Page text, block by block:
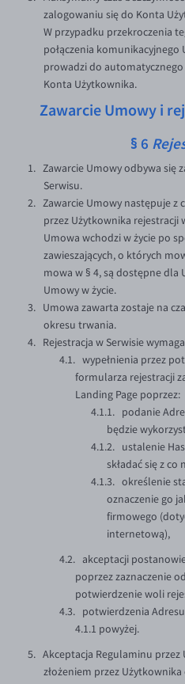
zalogowaniu się do Konta
W przypadku przekroczenia
połączenia komunikacyjnego
prowadzi do
Konta Użytkownika.
Zawarcie Umowy i
§ 6
Zawarcie Umowy odbywa się
Serwisu.
Zawarcie Umowy następuje z
przez Użytkownika rejestracji
Umowa wchodzi w życie po
zawieszających, o których
mowa w § 4, są dostępne
Umowy w życie.
Umowa zawarta zostaje na
okresu trwania.
Rejestracja w Serwisie
wypełnienia przez
formularza rejestracji
Landing Page poprzez:
podanie
będzie
ustalenie
składać się z co
określenie
oznaczenie go
firmowego
internetową),
akceptacji
poprzez zaznaczenie
potwierdzenie woli
potwierdzenia
4.1.1 powyżej.
Akceptacja Regulaminu
złożeniem przez Użytkownika